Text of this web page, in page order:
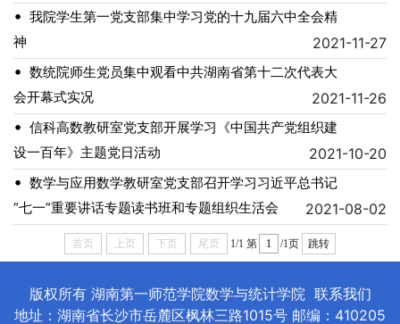
• 我院学生第一党支部集中学习党的十九届六中全会精
神
2021-11-27
• 数统院师生党员集中观看中共湖南省第十二次代表大
会开幕式实况
2021-11-26
• 信科高数教研室党支部开展学习《中国共产党组织建
设一百年》主题党日活动
2021-10-20
• 数学与应用数学教研室党支部召开学习习近平总书记
“七一”重要讲话专题读书班和专题组织生活会
2021-08-02
首页 上页 下页 尾页 1/1 第 /1页 跳转
版权所有 湖南第一师范学院数学与统计学院 联系我们
地址：湖南省长沙市岳麓区枫林三路1015号 邮编：410205